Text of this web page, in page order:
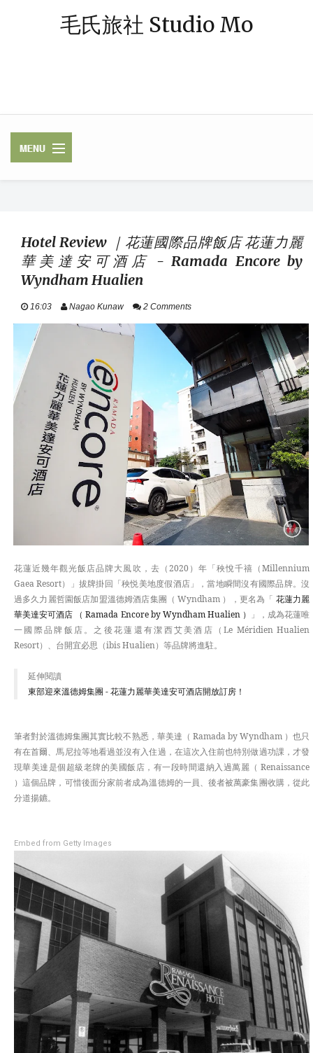
毛氏旅社 Studio Mo
HOTELS / RAILWAY
APAC
EUROPE
Hotel Review ｜花蓮國際品牌飯店 花蓮力麗
華美達安可酒店 - Ramada Encore by
Wyndham Hualien
16:03 Nagao Kunaw 2 Comments
花蓮近幾年觀光飯店品牌大風吹，去（2020）年「秧悅千禧（Millennium
Gaea Resort）」拔牌掛回「秧悦美地度假酒店」，當地瞬間沒有國際品牌。沒
過多久力麗哲園飯店加盟溫德姆酒店集團（ Wyndham ），更名為「 花蓮力麗
華美達安可酒店 （ Ramada Encore by Wyndham Hualien ）
」，成為花蓮唯
一國際品牌飯店。之後花蓮還有潔西艾美酒店（Le Méridien Hualien
Resort）、台開宜必思（ibis Hualien）等品牌將進駐。
延伸閱讀
東部迎來溫德姆集團 - 花蓮力麗華美達安可酒店開放訂房！
筆者對於溫德姆集團其實比較不熟悉，華美達（ Ramada by Wyndham ）也只
有在首爾、馬尼拉等地看過並沒有入住過，在這次入住前也特別做過功課，才發
現華美達是個超級老牌的美國飯店，有一段時間還納入過萬麗（ Renaissance
）這個品牌，可惜後面分家前者成為溫德姆的一員、後者被萬豪集團收購，從此
分道揚鑣。
Embed from Getty Images